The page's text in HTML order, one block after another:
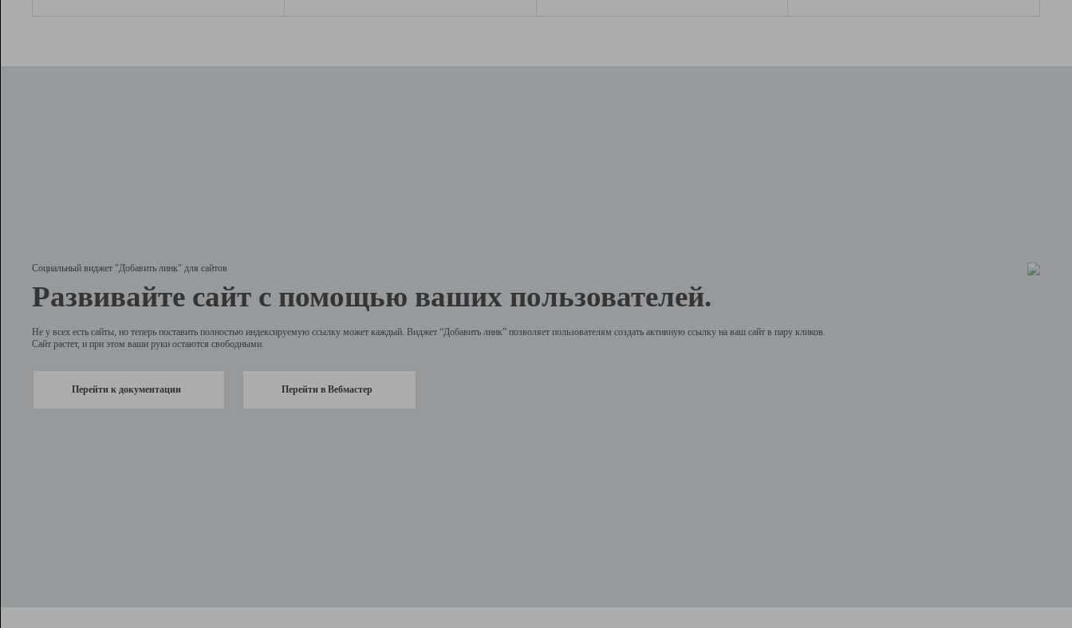
Социальный виджет "Добавить линк" для сайтов
Развивайте сайт с помощью ваших пользователей.
Не у всех есть сайты, но теперь поставить полностью индексируемую ссылку может каждый. Виджет “Добавить линк” позволяет пользователям создать активную ссылку на ваш сайт в пару кликов.
Сайт растет, и при этом ваши руки остаются свободными.
Перейти к документации Перейти в Вебмастер